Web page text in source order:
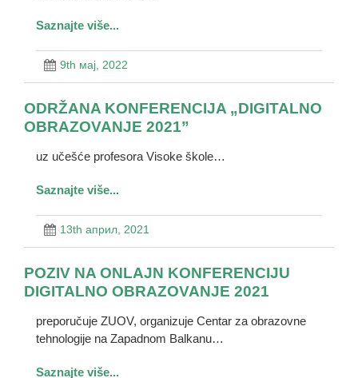
Saznajte više...
9th мај, 2022
ODRŽANA KONFERENCIJA „DIGITALNO
OBRAZOVANJE 2021”
uz učešće profesora Visoke škole…
Saznajte više...
13th април, 2021
POZIV NA ONLAJN KONFERENCIJU
DIGITALNO OBRAZOVANJE 2021
preporučuje ZUOV, organizuje Centar za obrazovne
tehnologije na Zapadnom Balkanu…
Saznajte više...